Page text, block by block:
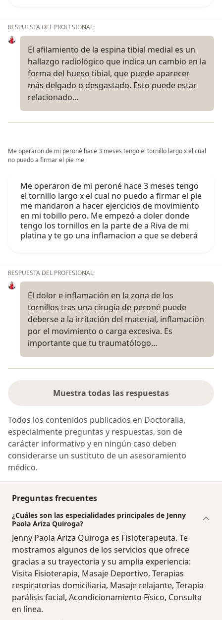
RESPUESTA DEL PROFESIONAL:
El afilamiento de la espina tibial medial es un
hallazgo radiológico que indica un cambio en la
forma del hueso tibial, que puede aparecer
más delgado o desgastado. Esto puede estar
relacionado…
Me operaron de mi peroné hace 3 meses tengo el tornillo largo x el cual
no puedo a firmar el pie me
Me operaron de mi peroné hace 3 meses tengo
el tornillo largo x el cual no puedo a firmar el pie
me mandaron a hacer ejercicios de movimiento
en mi tobillo pero. Me empezó a doler donde
tengo los tornillos en la parte de a Riva de mi
platina y te go una inflamacion a que se deberá
RESPUESTA DEL PROFESIONAL:
El dolor e inflamación en la zona de los
tornillos tras una cirugía de peroné puede
deberse a la irritación del material, inflamación
por el movimiento o carga excesiva. Es
importante que tu traumatólogo…
Muestra todas las respuestas
Todos los contenidos publicados en Doctoralia,
especialmente preguntas y respuestas, son de
carácter informativo y en ningún caso deben
considerarse un sustituto de un asesoramiento
médico.
Preguntas frecuentes
¿Cuáles son las especialidades principales de Jenny
Paola Ariza Quiroga?
Jenny Paola Ariza Quiroga es Fisioterapeuta. Te
mostramos algunos de los servicios que ofrece
gracias a su trayectoria y su amplia experiencia:
Visita Fisioterapia, Masaje Deportivo, Terapias
respiratorias domiciliaria, Masaje relajante, Terapia
parálisis facial, Acondicionamiento Físico, Consulta
en línea.